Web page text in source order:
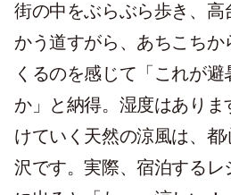
街の中をぶらぶら歩き、高
かう道すがら、あちこちか
くるのを感じて「これが
か」と納得。湿度はあり
けていく天然の涼風は、
沢です。実際、宿泊する